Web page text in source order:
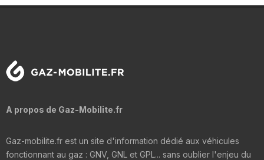
A propos de Gaz-Mobilite.fr
Gaz-mobilite.fr est un site d'information dédié aux véhicules
fonctionnant au gaz : GNV, GNL et GPL... sans oublier l'enjeu du